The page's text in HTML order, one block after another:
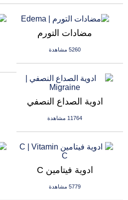
مضادات التورم
5260 مشاهدة
ادوية الصداع النصفي
11764 مشاهدة
ادوية فيتامين C
5779 مشاهدة